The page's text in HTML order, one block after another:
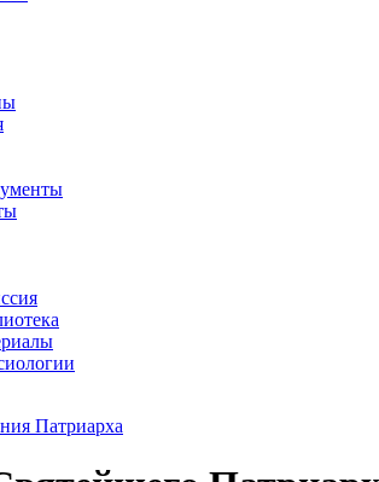
Патриарха